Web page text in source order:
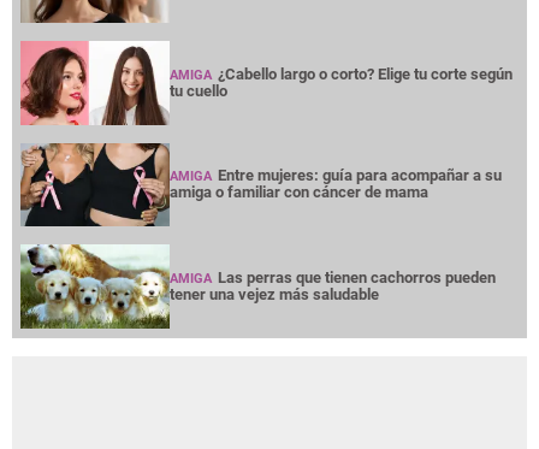
AMIGA ¿Cabello largo o corto? Elige tu corte según
tu cuello
AMIGA Entre mujeres: guía para acompañar a su
amiga o familiar con cáncer de mama
AMIGA Las perras que tienen cachorros pueden
tener una vejez más saludable